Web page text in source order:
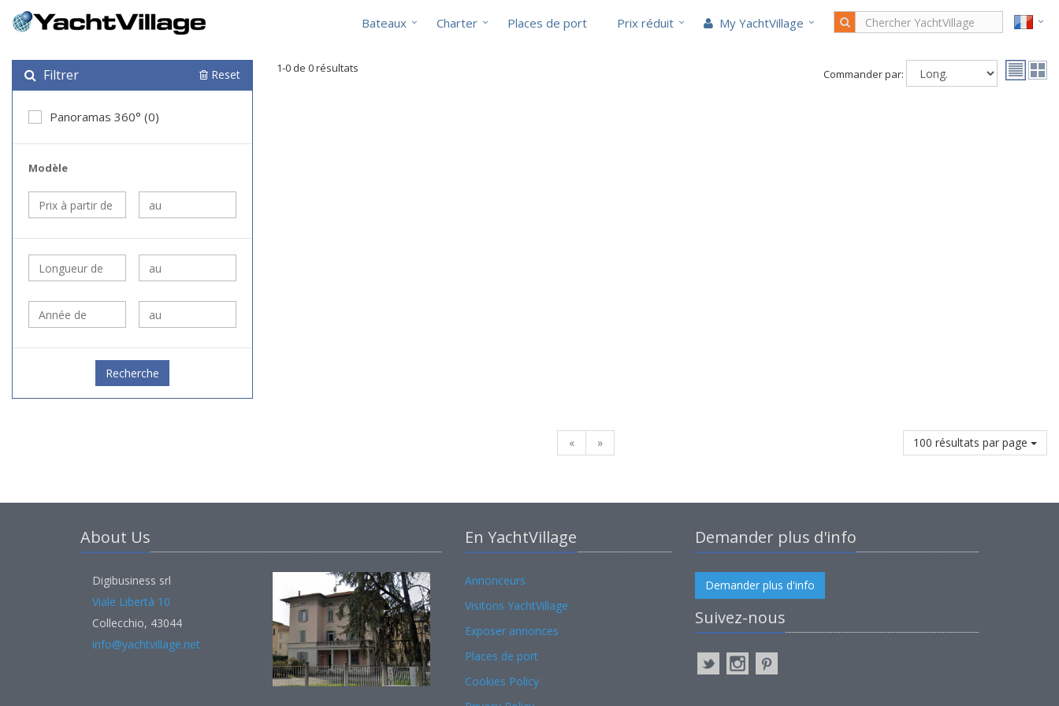
Bateaux Charter Places de port Prix réduit My YachtVillage
Filtrer Reset
Panoramas 360° (0)
Modèle
Recherche
1-0 de 0 résultats Commander par:
« » 100 résultats par page
About Us
Digibusiness srl
Viale Libertà 10
Collecchio, 43044
info@yachtvillage.net
En YachtVillage
Annonceurs
Visitons YachtVillage
Exposer annonces
Places de port
Cookies Policy
Demander plus d'info
Demander plus d'info
Suivez-nous